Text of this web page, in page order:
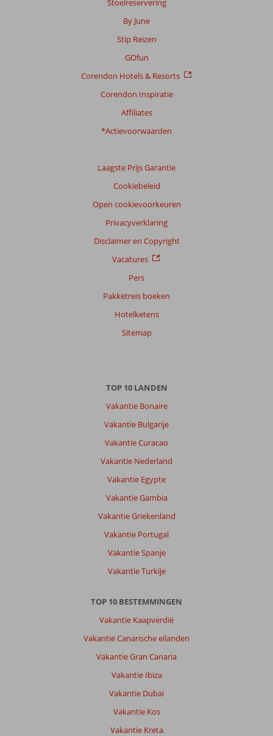
Stoelreservering
By June
Stip Reizen
GOfun
Corendon Hotels & Resorts
Corendon Inspiratie
Affiliates
*Actievoorwaarden
Laagste Prijs Garantie
Cookiebeleid
Open cookievoorkeuren
Privacyverklaring
Disclaimer en Copyright
Vacatures
Pers
Pakketreis boeken
Hotelketens
Sitemap
TOP 10 LANDEN
Vakantie Bonaire
Vakantie Bulgarije
Vakantie Curacao
Vakantie Nederland
Vakantie Egypte
Vakantie Gambia
Vakantie Griekenland
Vakantie Portugal
Vakantie Spanje
Vakantie Turkije
TOP 10 BESTEMMINGEN
Vakantie Kaapverdië
Vakantie Canarische eilanden
Vakantie Gran Canaria
Vakantie Ibiza
Vakantie Dubai
Vakantie Kos
Vakantie Kreta